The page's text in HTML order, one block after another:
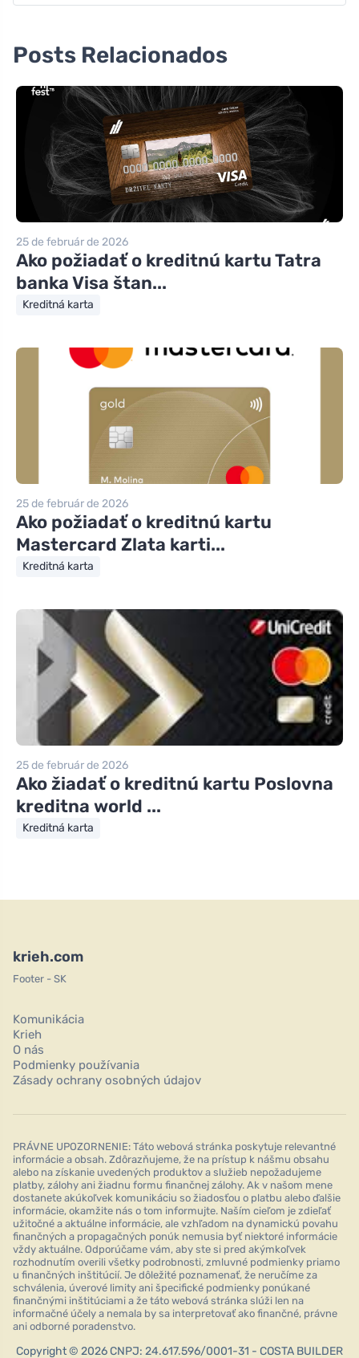
Posts Relacionados
25 de február de 2026
Ako požiadať o kreditnú kartu Tatra
banka Visa štan...
Kreditná karta
25 de február de 2026
Ako požiadať o kreditnú kartu
Mastercard Zlata karti...
Kreditná karta
25 de február de 2026
Ako žiadať o kreditnú kartu Poslovna
kreditna world ...
Kreditná karta
krieh.com
Footer - SK
Komunikácia
Krieh
O nás
Podmienky používania
Zásady ochrany osobných údajov
PRÁVNE UPOZORNENIE: Táto webová stránka poskytuje relevantné
informácie a obsah. Zdôrazňujeme, že na prístup k nášmu obsahu
alebo na získanie uvedených produktov a služieb nepožadujeme
platby, zálohy ani žiadnu formu finančnej zálohy. Ak v našom mene
dostanete akúkoľvek komunikáciu so žiadosťou o platbu alebo ďalšie
informácie, okamžite nás o tom informujte. Naším cieľom je zdieľať
užitočné a aktuálne informácie, ale vzhľadom na dynamickú povahu
finančných a propagačných ponúk nemusia byť niektoré informácie
vždy aktuálne. Odporúčame vám, aby ste si pred akýmkoľvek
rozhodnutím overili všetky podrobnosti, zmluvné podmienky priamo
u finančných inštitúcií. Je dôležité poznamenať, že neručíme za
schválenia, úverové limity ani špecifické podmienky ponúkané
finančnými inštitúciami a že táto webová stránka slúži len na
informačné účely a nemala by sa interpretovať ako finančné, právne
ani odborné poradenstvo.
Copyright © 2026 CNPJ: 24.617.596/0001-31 - COSTA BUILDER